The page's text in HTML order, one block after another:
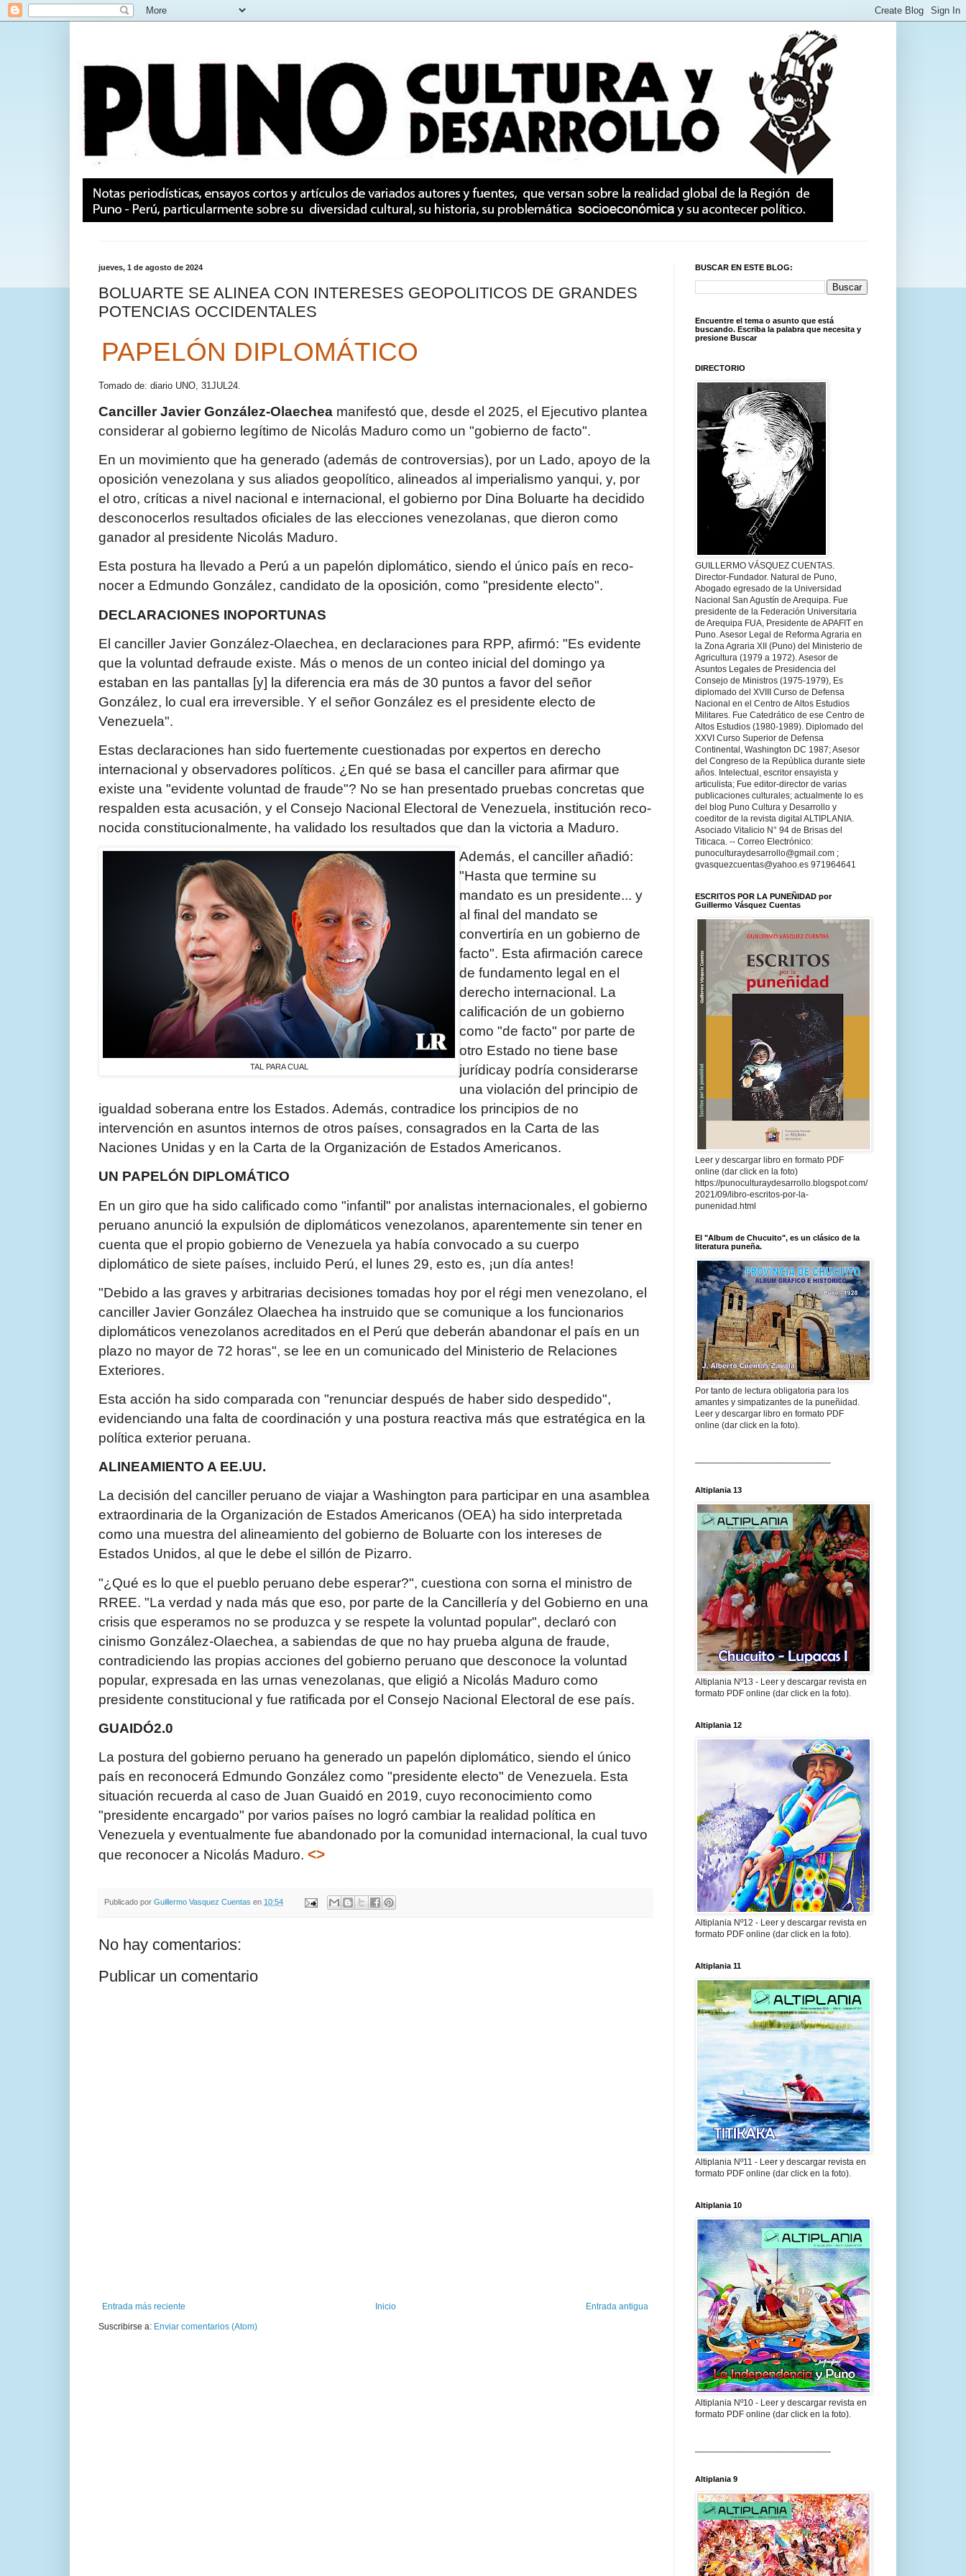
jueves, 1 de agosto de 2024
BOLUARTE SE ALINEA CON INTERESES GEOPOLITICOS DE GRANDES
POTENCIAS OCCIDENTALES
PAPELÓN DIPLOMÁTICO
Tomado de: diario UNO, 31JUL24.
Canciller Javier González-Olaechea manifestó que, desde el 2025, el Ejecutivo plantea
considerar al gobierno legítimo de Nicolás Maduro como un "gobierno de facto".
En un movimiento que ha generado (además de contro­versias), por un Lado, apoyo de la
oposición venezolana y sus aliados geopolítico, alineados al imperialismo yanqui, y, por
el otro, críticas a nivel nacional e internacional, el gobierno por Dina Boluarte ha decidido
des­conocerlos resultados oficiales de las elecciones venezolanas, que dieron como
ganador al presidente Nicolás Maduro.
Esta postura ha llevado a Perú a un papelón diplomático, siendo el único país en reco­
nocer a Edmundo González, candidato de la oposición, como "presidente electo".
DECLARACIONES INOPORTUNAS
El canciller Javier González-Olaechea, en declaraciones para RPP, afirmó: "Es evidente
que la voluntad defraude exis­te. Más o menos de un conteo inicial del domingo ya
estaban en las pantallas [y] la diferen­cia era más de 30 puntos a favor del señor
González, lo cual era irreversible. Y el se­ñor González es el presidente electo de
Venezuela".
Estas declaraciones han sido fuertemente cuestiona­das por expertos en derecho
internacional y observadores políticos. ¿En qué se basa el canciller para afirmar que
existe una "evidente voluntad de fraude"? No se han presen­tado pruebas concretas que
respalden esta acusación, y el Consejo Nacional Electoral de Venezuela, institución reco­
nocida constitucionalmente, ha validado los resultados que dan la victoria a Maduro.
TAL PARA CUAL
Además, el canciller añadió:
"Hasta que termine su
mandato es un presiden­te... y
al final del mandato se
convertiría en un gobierno de
facto". Esta afirmación carece
de fundamento legal en el
derecho internacional. La
calificación de un gobier­no
como "de facto" por parte de
otro Estado no tiene base
jurídicay podría considerarse
una violación del principio de
igualdad soberana entre los Es­tados. Además, contradice los principios de no
intervención en asuntos internos de otros países, consagrados en la Carta de las
Naciones Unidas y en la Carta de la Organización de Estados Americanos.
UN PAPELÓN DIPLOMÁTICO
En un giro que ha sido calificado como "infantil" por analistas internacionales, el gobierno
peruano anunció la expulsión de diplomáticos venezolanos, aparentemente sin tener en
cuenta que el pro­pio gobierno de Venezuela ya había convocado a su cuerpo
diplomático de siete países, incluido Perú, el lunes 29, esto es, ¡un día antes!
"Debido a las graves y ar­bitrarias decisiones tomadas hoy por el régi men venezola­no, el
canciller Javier González Olaechea ha instruido que se comunique a los funcionarios
diplomáticos venezolanos acreditados en el Perú que deberán abandonar el país en un
plazo no mayor de 72 ho­ras", se lee en un comunicado del Ministerio de Relaciones
Exteriores.
Esta acción ha sido compa­rada con "renunciar después de haber sido despedido",
evidenciando una falta de coordinación y una postura reactiva más que estratégica en la
política exterior peruana.
ALINEAMIENTO A EE.UU.
La decisión del canciller peruano de viajar a Washin­gton para participar en una asamblea
extraordinaria de la Organización de Estados Americanos (OEA) ha sido in­terpretada
como una muestra del alineamiento del gobierno de Boluarte con los intereses de
Estados Unidos, al que le debe el sillón de Pizarro.
"¿Qué es lo que el pueblo peruano debe esperar?", cues­tiona con sorna el ministro de
RREE. "La verdad y nada más que eso, por parte de la Cancillería y del Gobierno en una
crisis que esperamos no se produzca y se respete la voluntad popular", declaró con
cinismo González-Olaechea, a sabiendas de que no hay prueba alguna de fraude,
contradiciendo las propias ac­ciones del gobierno peruano que desconoce la voluntad
popular, expresada en las urnas venezolanas, que eli­gió a Nicolás Maduro como
presidente constitucional y fue ratificada por el Consejo Nacional Electoral de ese país.
GUAIDÓ2.0
La postura del gobierno pe­ruano ha generado un papelón diplomático, siendo el único
país en reconocerá Edmundo González como "presidente electo" de Venezuela. Esta
situación recuerda al caso de Juan Guaidó en 2019, cuyo reco­nocimiento como
"presidente encargado" por varios países no logró cambiar la realidad política en
Venezuela y even­tualmente fue abandonado por la comunidad internacional, la cual tuvo
que reconocer a Nicolás Maduro. <>
Publicado por Guillermo Vasquez Cuentas en 10:54
No hay comentarios:
Publicar un comentario
Entrada más reciente Entrada antigua
Inicio
Suscribirse a: Enviar comentarios (Atom)
BUSCAR EN ESTE BLOG:
Encuentre el tema o asunto que está
buscando. Escriba la palabra que necesita y
presione Buscar
DIRECTORIO
GUILLERMO VÁSQUEZ CUENTAS.
Director-Fundador. Natural de Puno,
Abogado egresado de la Universidad
Nacional San Agustín de Arequipa. Fue
presidente de la Federación Universitaria
de Arequipa FUA, Presidente de APAFIT en
Puno. Asesor Legal de Reforma Agraria en
la Zona Agraria XII (Puno) del Ministerio de
Agricultura (1979 a 1972). Asesor de
Asuntos Legales de Presidencia del
Consejo de Ministros (1975-1979), Es
diplomado del XVIII Curso de Defensa
Nacional en el Centro de Altos Estudios
Militares. Fue Catedrático de ese Centro de
Altos Estudios (1980-1989). Diplomado del
XXVI Curso Superior de Defensa
Continental, Washington DC 1987; Asesor
del Congreso de la República durante siete
años. Intelectual, escritor ensayista y
articulista; Fue editor-director de varias
publicaciones culturales; actualmente lo es
del blog Puno Cultura y Desarrollo y
coeditor de la revista digital ALTIPLANIA.
Asociado Vitalicio N° 94 de Brisas del
Titicaca. -- Correo Electrónico:
punoculturaydesarrollo@gmail.com ;
gvasquezcuentas@yahoo.es 971964641
ESCRITOS POR LA PUNEÑIDAD por
Guillermo Vásquez Cuentas
Leer y descargar libro en formato PDF
online (dar click en la foto)
https://punoculturaydesarrollo.blogspot.com/
2021/09/libro-escritos-por-la-
punenidad.html
El "Album de Chucuito", es un clásico de la
literatura puneña.
Por tanto de lectura obligatoria para los
amantes y simpatizantes de la puneñidad.
Leer y descargar libro en formato PDF
online (dar click en la foto).
Altiplania 13
Altiplania Nº13 - Leer y descargar revista en
formato PDF online (dar click en la foto).
Altiplania 12
Altiplania Nº12 - Leer y descargar revista en
formato PDF online (dar click en la foto).
Altiplania 11
Altiplania Nº11 - Leer y descargar revista en
formato PDF online (dar click en la foto).
Altiplania 10
Altiplania Nº10 - Leer y descargar revista en
formato PDF online (dar click en la foto).
Altiplania 9